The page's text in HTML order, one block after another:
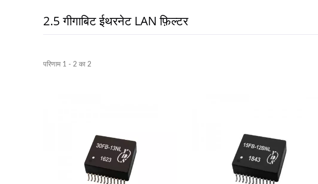
2.5 गीगाबिट ईथरनेट LAN फ़िल्टर
परिणाम 1 - 2 का 2